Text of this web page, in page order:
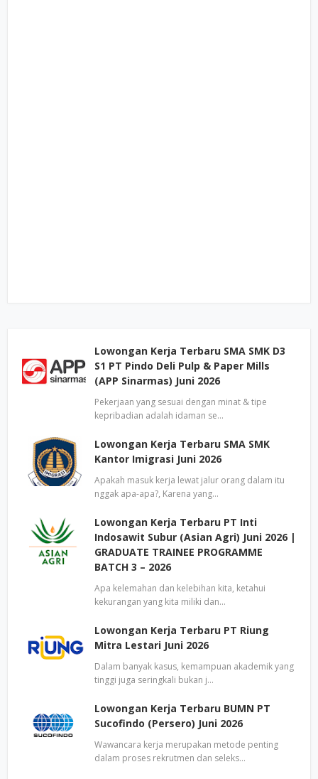
Lowongan Kerja Terbaru SMA SMK D3
S1 PT Pindo Deli Pulp & Paper Mills
(APP Sinarmas) Juni 2026
Pekerjaan yang sesuai dengan minat & tipe
kepribadian adalah idaman se…
Lowongan Kerja Terbaru SMA SMK
Kantor Imigrasi Juni 2026
Apakah masuk kerja lewat jalur orang dalam itu
nggak apa-apa?, Karena yang…
Lowongan Kerja Terbaru PT Inti
Indosawit Subur (Asian Agri) Juni 2026 |
GRADUATE TRAINEE PROGRAMME
BATCH 3 – 2026
Apa kelemahan dan kelebihan kita, ketahui
kekurangan yang kita miliki dan…
Lowongan Kerja Terbaru PT Riung
Mitra Lestari Juni 2026
Dalam banyak kasus, kemampuan akademik yang
tinggi juga seringkali bukan j…
Lowongan Kerja Terbaru BUMN PT
Sucofindo (Persero) Juni 2026
Wawancara kerja merupakan metode penting
dalam proses rekrutmen dan seleks…